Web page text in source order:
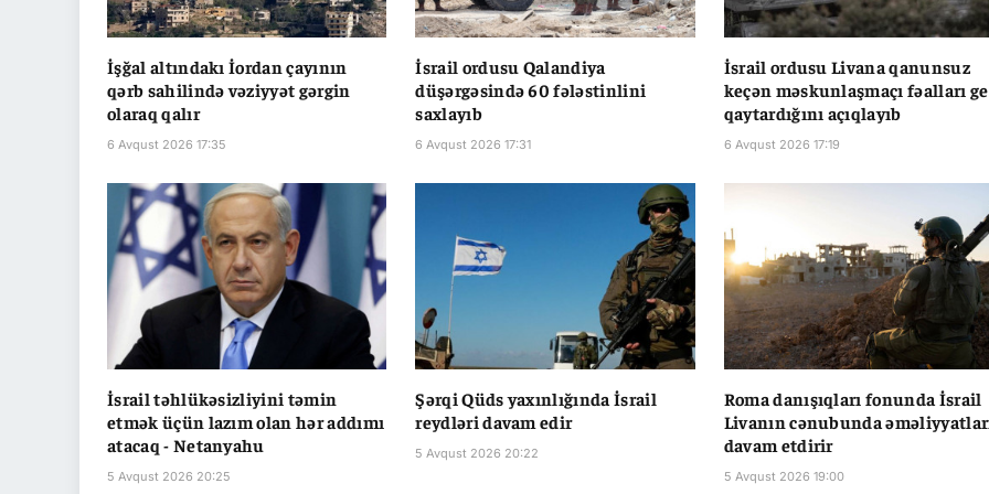
İşğal altındakı İordan çayının
qərb sahilində vəziyyət gərgin
olaraq qalır
6 Avqust 2026 17:35
İsrail ordusu Qalandiya
düşərgəsində 60 fələstinlini
saxlayıb
6 Avqust 2026 17:31
İsrail ordusu Livana qanunsuz
keçən məskunlaşmaçı fəalları
qaytardığını açıqlayıb
6 Avqust 2026 17:19
İsrail təhlükəsizliyini təmin
etmək üçün lazım olan hər addımı
atacaq - Netanyahu
5 Avqust 2026 20:25
Şərqi Qüds yaxınlığında İsrail
reydləri davam edir
5 Avqust 2026 20:22
Roma danışıqları fonunda İsrail
Livanın cənubunda
davam etdirir
5 Avqust 2026 19:00